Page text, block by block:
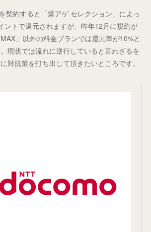
契約すると「爆アゲ セレクション」によっ
ントで還元されますが、昨年12月に規約が
」以外の料金プランでは還元率が10%と
現状では流れに逆行していると言わざるを
対抗策を打ち出して頂きたいところです。